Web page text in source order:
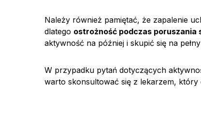
Należy również pamiętać, że zapalenie
dlatego ostrożność podczas poruszania
aktywność na później i skupić się na
W przypadku pytań dotyczących
warto skonsultować się z lekarzem, który